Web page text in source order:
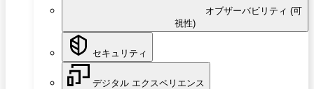
オブザーバビリティ (可
視性)
セキュリティ
デジタル エクスペリエンス